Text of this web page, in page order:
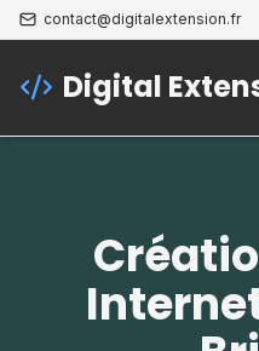
contact@digitalextension.fr
Digital